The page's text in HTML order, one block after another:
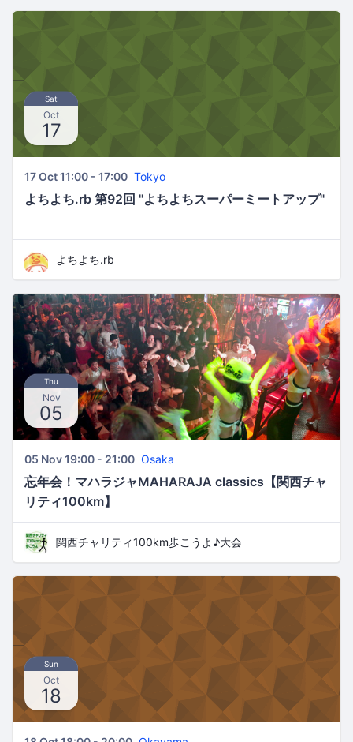
Sat
Oct
17
17 Oct 11:00 - 17:00 Tokyo
よちよち.rb 第92回 "よちよちスーパーミートアップ"
よちよち.rb
Thu
Nov
05
05 Nov 19:00 - 21:00 Osaka
忘年会！マハラジャMAHARAJA classics【関西チャ
リティ100km】
関西チャリティ100km歩こうよ♪大会
Sun
Oct
18